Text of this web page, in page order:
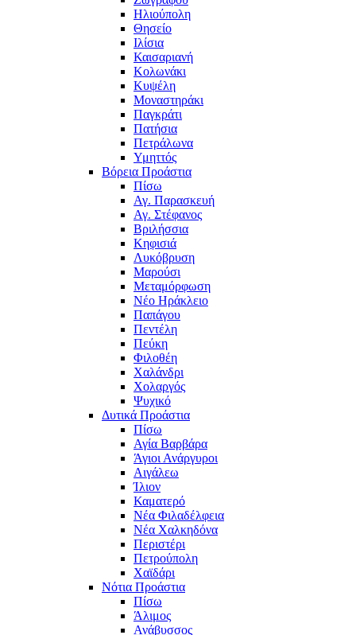
Ηλιούπολη
Θησείο
Ιλίσια
Καισαριανή
Κολωνάκι
Κυψέλη
Μοναστηράκι
Παγκράτι
Πατήσια
Πετράλωνα
Υμηττός
Βόρεια Προάστια
Πίσω
Αγ. Παρασκευή
Αγ. Στέφανος
Βριλήσσια
Κηφισιά
Λυκόβρυση
Μαρούσι
Μεταμόρφωση
Νέο Ηράκλειο
Παπάγου
Πεντέλη
Πεύκη
Φιλοθέη
Χαλάνδρι
Χολαργός
Ψυχικό
Δυτικά Προάστια
Πίσω
Αγία Βαρβάρα
Άγιοι Ανάργυροι
Αιγάλεω
Ίλιον
Καματερό
Νέα Φιλαδέλφεια
Νέα Χαλκηδόνα
Περιστέρι
Πετρούπολη
Χαϊδάρι
Νότια Προάστια
Πίσω
Άλιμος
Ανάβυσσος